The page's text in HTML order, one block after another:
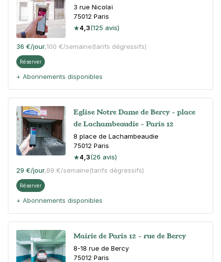
3 rue Nicolaï
75012 Paris
4,3(125 avis)
36 €/jour,100 €/semaine(tarifs dégressifs)
Réserver
+ Abonnements disponibles
Eglise Notre Dame de Bercy - place
de Lachambeaudie - Paris 12
8 place de Lachambeaudie
75012 Paris
4,3(26 avis)
29 €/jour,89 €/semaine(tarifs dégressifs)
Réserver
+ Abonnements disponibles
Mairie de Paris 12 - rue de Bercy
8-18 rue de Bercy
75012 Paris